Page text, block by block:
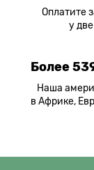
Оплатите
у
Более
Наша
в Африке,